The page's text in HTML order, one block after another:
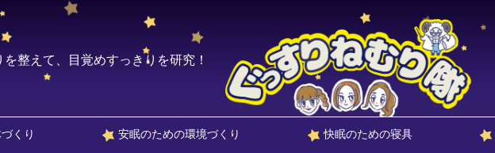
を整えて、目覚めすっきりを研究！
くり 安眠のための環境づくり 快眠のための寝具